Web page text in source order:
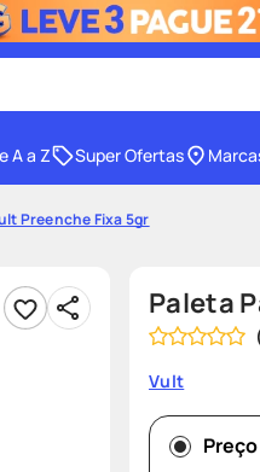
4º shampoo
8º protetor solar
teste gravidez
A a Z Super Ofertas
Preenche Fixa 5gr
Paleta
Vult
Preço